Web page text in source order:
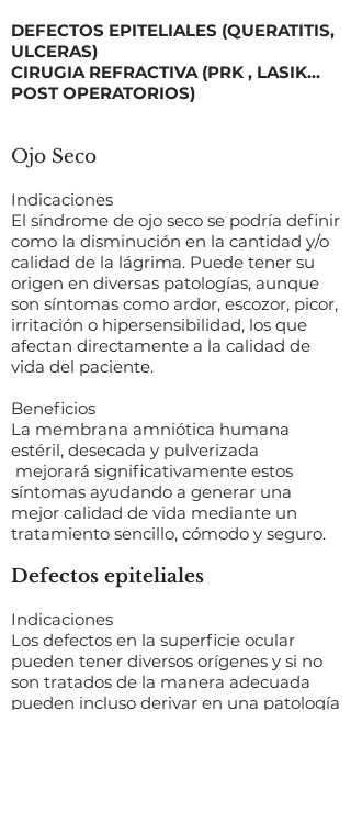
DEFECTOS EPITELIALES (QUERATITIS,
ULCERAS)
CIRUGIA REFRACTIVA (PRK , LASIK…
POST OPERATORIOS)
Ojo Seco
Indicaciones
El síndrome de ojo seco se podría definir
como la disminución en la cantidad y/o
calidad de la lágrima. Puede tener su
origen en diversas patologías, aunque
son síntomas como ardor, escozor, picor,
irritación o hipersensibilidad, los que
afectan directamente a la calidad de
vida del paciente.
Beneficios
La membrana amniótica humana
estéril, desecada y pulverizada
mejorará significativamente estos
síntomas ayudando a generar una
mejor calidad de vida mediante un
tratamiento sencillo, cómodo y seguro.
Defectos epiteliales
Indicaciones
Los defectos en la superficie ocular
pueden tener diversos orígenes y si no
son tratados de la manera adecuada
pueden incluso derivar en una patología